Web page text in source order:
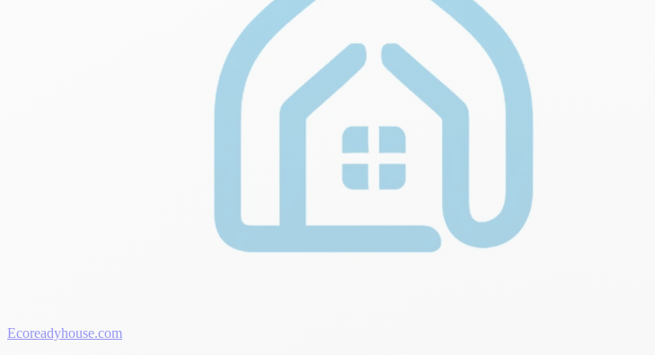
Ecoreadyhouse.com